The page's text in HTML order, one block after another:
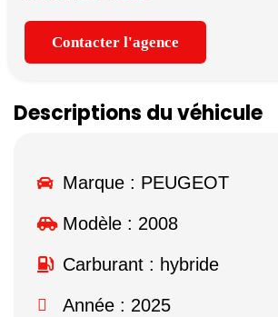
Contacter l'agence
Descriptions du véhicule
Marque : PEUGEOT
Modèle : 2008
Carburant : hybride
Année : 2025